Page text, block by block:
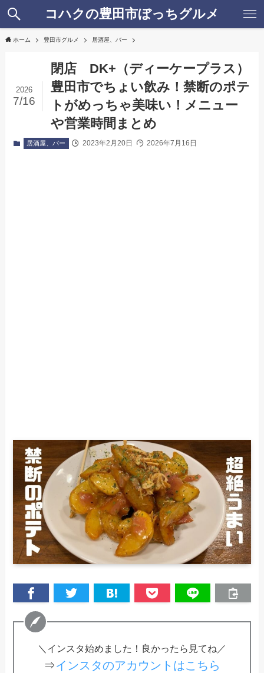
コハクの豊田市ぼっちグルメ
ホーム 豊田市グルメ 居酒屋、バー
閉店 DK+（ディーケープラス）
豊田市でちょい飲み！禁断のポテ
トがめっちゃ美味い！メニュー
や営業時間まとめ
2026
7/16
居酒屋、バー 2023年2月20日 2026年7月16日
＼インスタ始めました！良かったら見てね／
⇒インスタのアカウントはこちら